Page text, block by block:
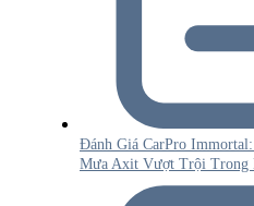
Đánh Giá CarPro
Mưa Axit Vượt Trội Trong